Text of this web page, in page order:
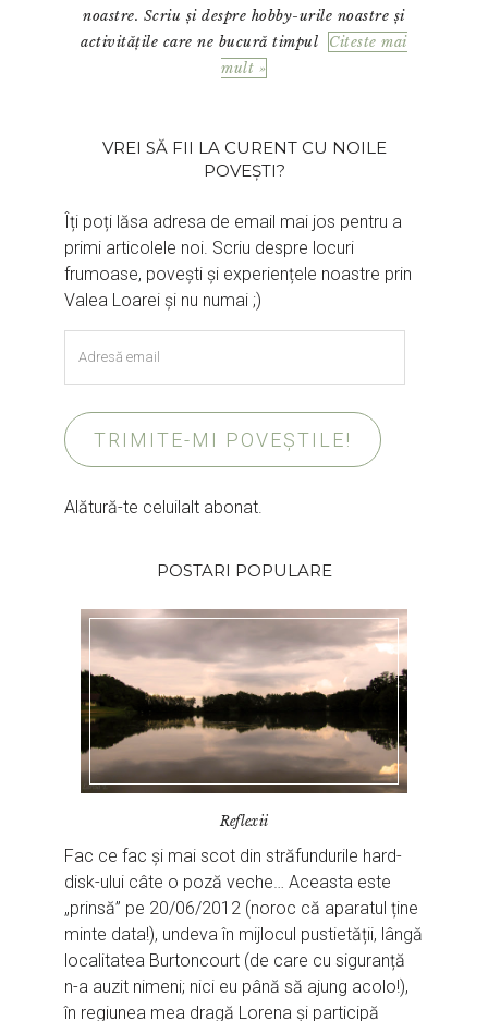
noastre. Scriu și despre hobby-urile noastre și
activitățile care ne bucură timpul
Citeste mai
mult »
VREI SĂ FII LA CURENT CU NOILE
POVEȘTI?
Îți poți lăsa adresa de email mai jos pentru a
primi articolele noi. Scriu despre locuri
frumoase, povești și experiențele noastre prin
Valea Loarei și nu numai ;)
email
TRIMITE-MI POVEȘTILE!
Alătură-te celuilalt abonat.
POSTARI POPULARE
Reflexii
Fac ce fac și mai scot din străfundurile hard-
disk-ului câte o poză veche… Aceasta este
„prinsă” pe 20/06/2012 (noroc că aparatul ține
minte data!), undeva în mijlocul pustietății, lângă
localitatea Burtoncourt (de care cu siguranță
n-a auzit nimeni; nici eu până să ajung acolo!),
în regiunea mea dragă Lorena și participă